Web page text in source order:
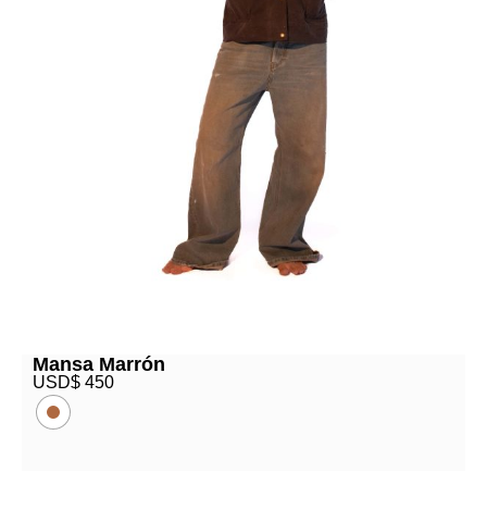
Mansa Marrón
USD$ 450